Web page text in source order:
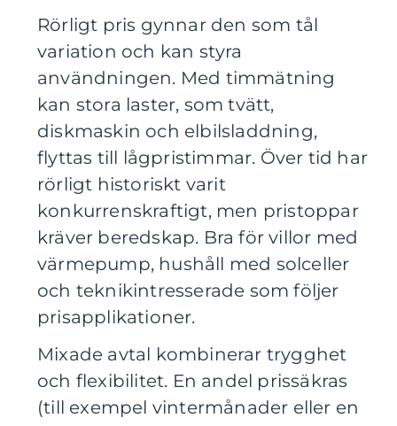
Rörligt pris gynnar den som tål
variation och kan styra
användningen. Med timmätning
kan stora laster, som tvätt,
diskmaskin och elbilsladdning,
flyttas till lågpristimmar. Över tid har
rörligt historiskt varit
konkurrenskraftigt, men pristoppar
kräver beredskap. Bra för villor med
värmepump, hushåll med solceller
och teknikintresserade som följer
prisapplikationer.
Mixade avtal kombinerar trygghet
och flexibilitet. En andel prissäkras
(till exempel vintermånader eller en